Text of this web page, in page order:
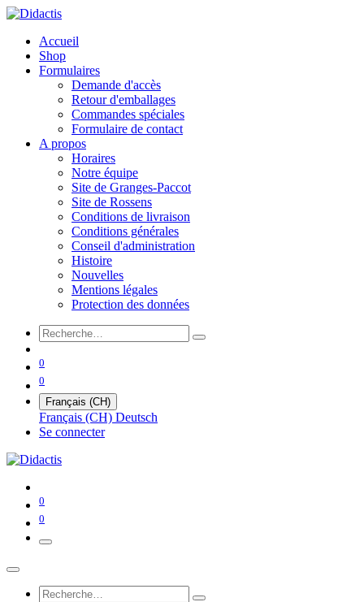
Accueil
Shop
Formulaires
Demande d'accès
Retour d'emballages
Commandes spéciales
Formulaire de contact
A propos
Horaires
Notre équipe
Site de Granges-Paccot
Site de Rossens
Conditions de livraison
Conditions générales
Conseil d'administration
Histoire
Nouvelles
Mentions légales
Protection des données
0
0
Français (CH)
Français (CH) Deutsch
Se connecter
0
0